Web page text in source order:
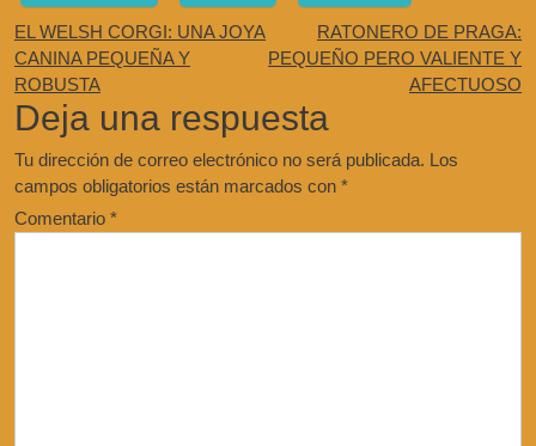
EL WELSH CORGI: UNA JOYA
CANINA PEQUEÑA Y
ROBUSTA
RATONERO DE PRAGA:
PEQUEÑO PERO VALIENTE Y
AFECTUOSO
Deja una respuesta
Tu dirección de correo electrónico no será publicada. Los
campos obligatorios están marcados con *
Comentario *